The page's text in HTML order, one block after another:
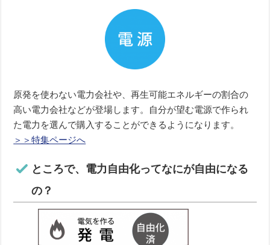
原発を使わない電力会社や、再生可能エネルギーの割合の
高い電力会社などが登場します。自分が望む電源で作られ
た電力を選んで購入することができるようになります。
＞＞特集ページへ
ところで、電力自由化ってなにが自由になる
の？